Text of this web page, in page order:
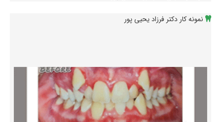
نمونه کار دکتر فرزاد یحیی پور